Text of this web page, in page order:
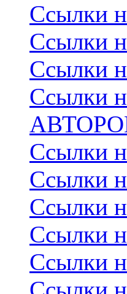
Ссылки
Ссылки
Ссылки
Ссылки
Ссылки
Ссылки
Ссылки
Ссылки